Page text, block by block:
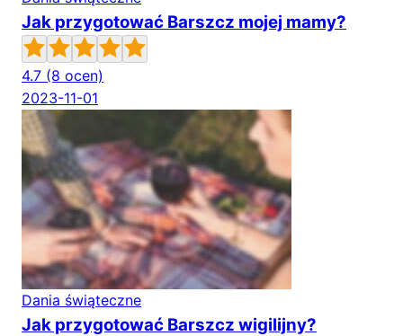
Jak przygotować Barszcz mojej mamy?
4.7 (8 ocen)
2023-11-01
Dania świąteczne
Jak przygotować Barszcz wigilijny?